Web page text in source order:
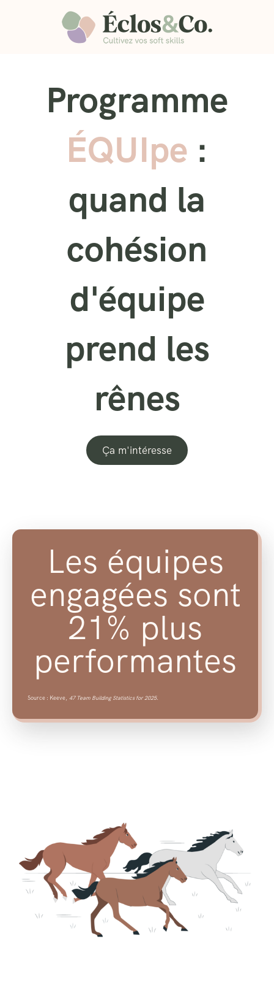
Programme
ÉQUIpe :
quand la
cohésion
d'équipe
prend les
rênes
Ça m'intéresse
Les équipes
engagées sont
21% plus
performantes
Source : Keeve, 47 Team Building Statistics for 2025.